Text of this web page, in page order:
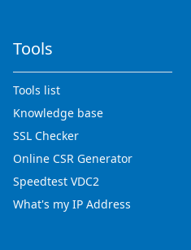
Tools
Tools list
Knowledge base
SSL Checker
Online CSR Generator
Speedtest VDC2
What's my IP Address